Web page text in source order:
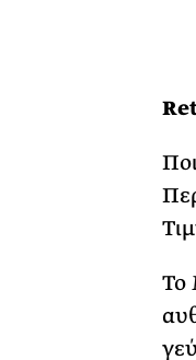
Το